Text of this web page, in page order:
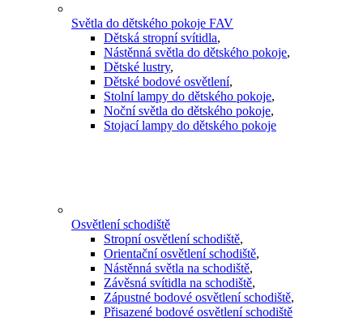
Světla do dětského pokoje FAV
Dětská stropní svítidla,
Nástěnná světla do dětského pokoje,
Dětské lustry,
Dětské bodové osvětlení,
Stolní lampy do dětského pokoje,
Noční světla do dětského pokoje,
Stojací lampy do dětského pokoje
Osvětlení schodiště
Stropní osvětlení schodiště,
Orientační osvětlení schodiště,
Nástěnná světla na schodiště,
Závěsná svítidla na schodiště,
Zápustné bodové osvětlení schodiště,
Přisazené bodové osvětlení schodiště